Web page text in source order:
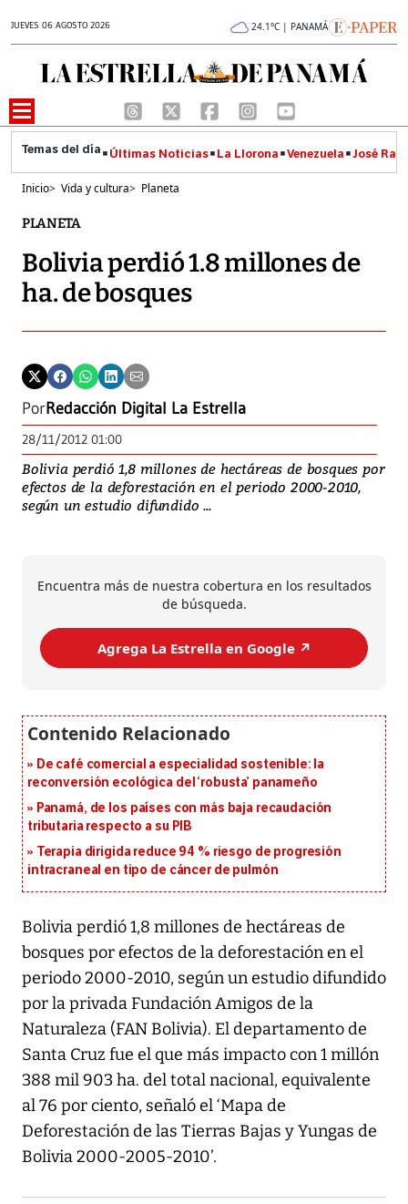
JUEVES 06 AGOSTO 2026 24.1°C | PANAMÁ
Últimas Noticias La Llorona Venezuela José
Inicio> Vida y cultura> Planeta
PLANETA
Bolivia perdió 1.8 millones de
ha. de bosques
PorRedacción Digital La Estrella
28/11/2012 01:00
Bolivia perdió 1,8 millones de hectáreas de bosques por
efectos de la deforestación en el periodo 2000-2010,
según un estudio difundido ...
Encuentra más de nuestra cobertura en los resultados
de búsqueda.
Agrega La Estrella en Google ↗️
De café comercial a especialidad sostenible: la
reconversión ecológica del ‘robusta’ panameño
Panamá, de los países con más baja recaudación
tributaria respecto a su PIB
Terapia dirigida reduce 94 % riesgo de progresión
intracraneal en tipo de cáncer de pulmón
Bolivia perdió 1,8 millones de hectáreas de
bosques por efectos de la deforestación en el
periodo 2000-2010, según un estudio difundido
por la privada Fundación Amigos de la
Naturaleza (FAN Bolivia). El departamento de
Santa Cruz fue el que más impacto con 1 millón
388 mil 903 ha. del total nacional, equivalente
al 76 por ciento, señaló el ‘Mapa de
Deforestación de las Tierras Bajas y Yungas de
Bolivia 2000-2005-2010’.